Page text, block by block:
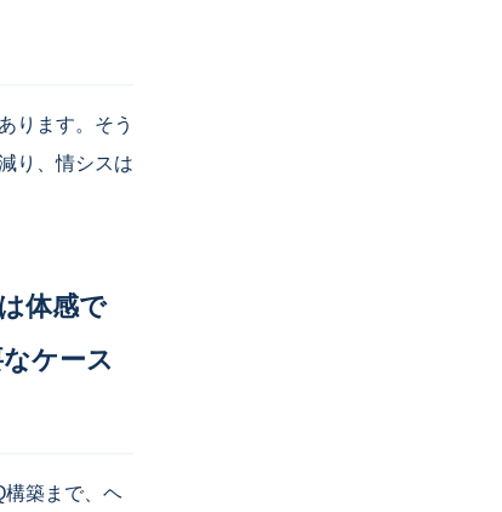
ります。そう
り、情シスは
体感で
ケース
構築まで、ヘ